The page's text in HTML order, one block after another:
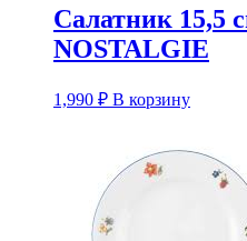
Салатник 15,5
NOSTALGIE
1,990 ₽ В корзину